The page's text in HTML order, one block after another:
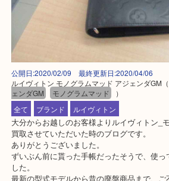
公開日:2020/02/09 最終更新日:2020/04/06
ルイヴィトン モノグラムマッド アジェンダGM
ェンダGM
モノグラムマッド ）
全て ブランド ルイヴィトン